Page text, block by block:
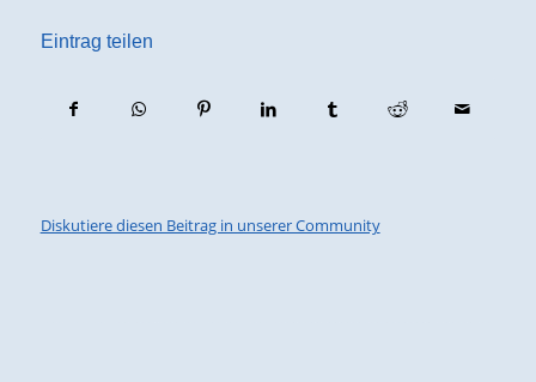
Eintrag teilen
Diskutiere diesen Beitrag in unserer Community